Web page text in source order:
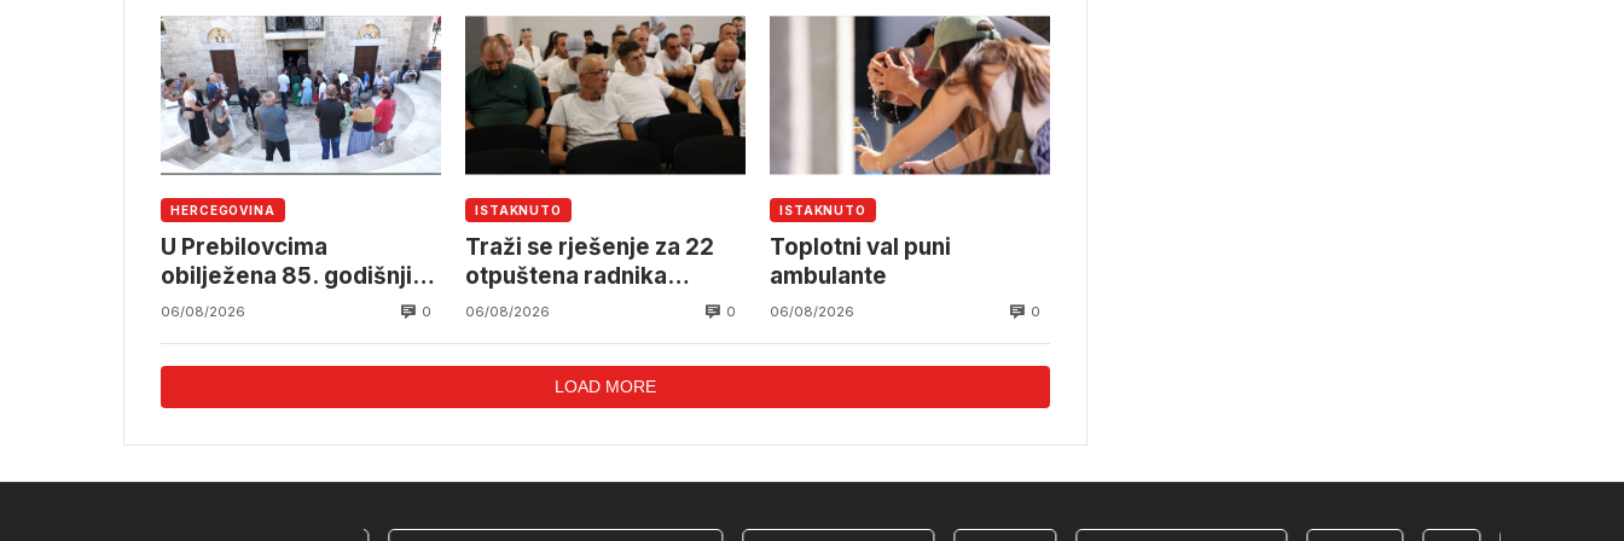
OSBiH
HERCEGOVINA
U Prebilovcima
obilježena 85. godišnjica
stradanja 4.000
nacionalnosti
06/08/2026 0
ISTAKNUTO
Traži se rješenje za 22
otpuštena radnika
Komunalnog Mostar
06/08/2026 0
ISTAKNUTO
Toplotni val puni
ambulante
06/08/2026 0
LOAD MORE